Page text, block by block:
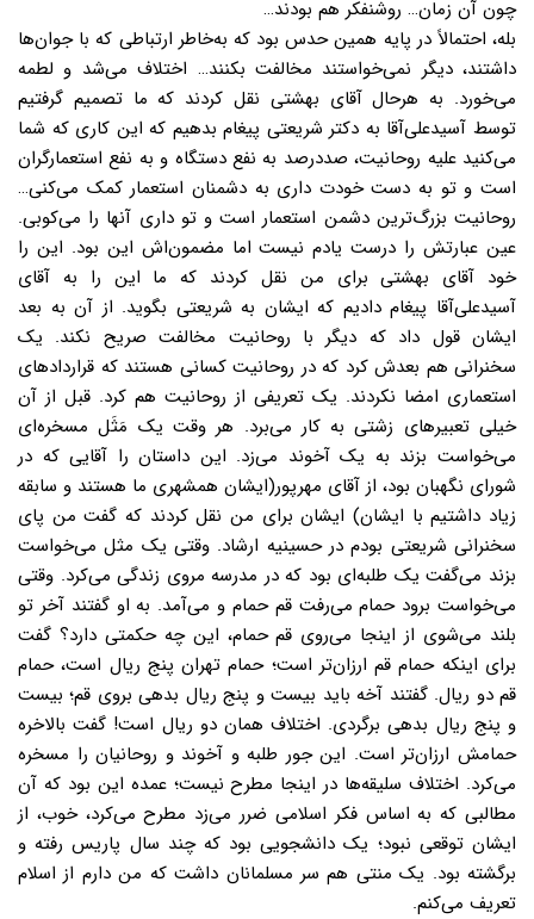
چون آن زمان… روشنفکر هم بودند…
بله، احتمالاً در پایه همین حدس بود که به‌خاطر ارتباطی که با جوان‌ها
داشتند، دیگر نمی‌خواستند مخالفت بکنند… اختلاف می‌شد و لطمه
می‌خورد. به هرحال آقای بهشتی نقل ‌کردند که ما تصمیم گرفتیم
توسط آسیدعلی‌آقا به دکتر شریعتی پیغام بدهیم که این کاری که شما
می‌کنید علیه روحانیت، صددرصد به نفع دستگاه و به نفع استعمارگران
است و تو به دست خودت داری به دشمنان استعمار کمک می‌کنی…
روحانیت بزرگ‌ترین دشمن استعمار است و تو داری آنها را می‌کوبی.
عین عبارتش را درست یادم نیست اما مضمون‌اش این بود. این را
خود آقای بهشتی برای من نقل کردند که ما این را به آقای
آسیدعلی‌آقا پیغام دادیم که ایشان به شریعتی بگوید. از آن به بعد
ایشان قول داد که دیگر با روحانیت مخالفت صریح نکند. یک
سخنرانی هم بعدش کرد که در روحانیت کسانی هستند که قراردادهای
استعماری امضا نکردند. یک تعریفی از روحانیت هم کرد. قبل از آن
خیلی تعبیرهای زشتی به کار می‌برد. هر وقت یک مَثَل مسخره‌ای
می‌خواست بزند به یک آخوند می‌زد. این داستان را آقایی که در
شورای نگهبان بود، از آقای مهرپور(ایشان همشهری ما هستند و سابقه
زیاد داشتیم با ایشان) ایشان برای من نقل کردند که گفت من پای
سخنرانی شریعتی بودم در حسینیه ارشاد. وقتی یک مثل می‌خواست
بزند می‌گفت یک طلبه‌ای بود که در مدرسه مروی زندگی می‌کرد. وقتی
می‌خواست برود حمام می‌رفت قم حمام و می‌آمد. به او گفتند آخر تو
بلند می‌شوی از اینجا می‌روی قم حمام، این چه حکمتی دارد؟ گفت
برای اینکه حمام قم ارزان‌تر است؛ حمام تهران پنج ریال است، حمام
قم دو ریال. گفتند آخه باید بیست و پنج ریال بدهی بروی قم؛ بیست
و پنج ریال بدهی برگردی. اختلاف همان دو ریال است! گفت بالاخره
حمامش ارزان‌تر است. این‌ جور طلبه و آخوند و روحانیان را مسخره
می‌کرد. اختلاف سلیقه‌ها در اینجا مطرح نیست؛ عمده این بود که آن
مطالبی که به اساس فکر اسلامی ضرر می‌زد مطرح می‌کرد، خوب، از
ایشان توقعی نبود؛ یک دانشجویی بود که چند سال پاریس رفته و
برگشته بود. یک منتی هم سر مسلمانان داشت که من دارم از اسلام
تعریف می‌کنم.